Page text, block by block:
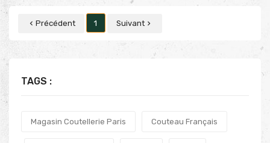
TAGS :
Magasin Coutellerie Paris Couteau Français
 Précédent 1 Suivant 